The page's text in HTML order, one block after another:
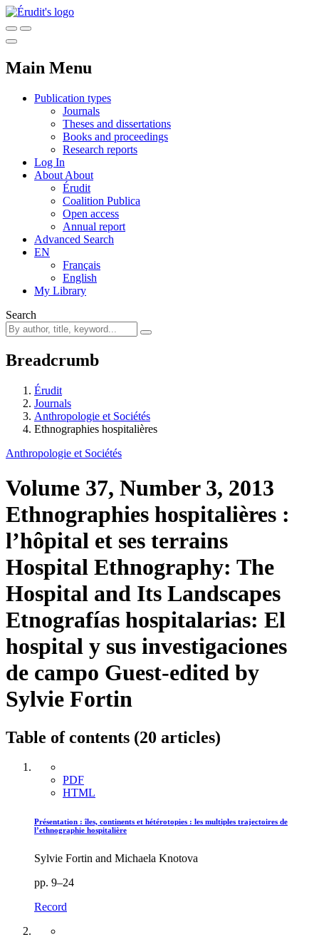
Main Menu
Publication types
Journals
Theses and dissertations
Books and proceedings
Research reports
Log In
About About
Érudit
Coalition Publica
Open access
Annual report
Advanced Search
EN
Français
English
My Library
Search
Breadcrumb
Érudit
Journals
Anthropologie et Sociétés
Ethnographies hospitalières
Anthropologie et Sociétés
Volume 37, Number 3, 2013
Ethnographies hospitalières :
l’hôpital et ses terrains
Hospital Ethnography: The
Hospital and Its Landscapes
Etnografías hospitalarias: El
hospital y sus investigaciones
de campo Guest-edited by
Sylvie Fortin
Table of contents (20 articles)
PDF
HTML
Présentation : îles, continents et hétérotopies : les multiples trajectoires de
l’ethnographie hospitalière
Sylvie Fortin and Michaela Knotova
pp. 9–24
Record